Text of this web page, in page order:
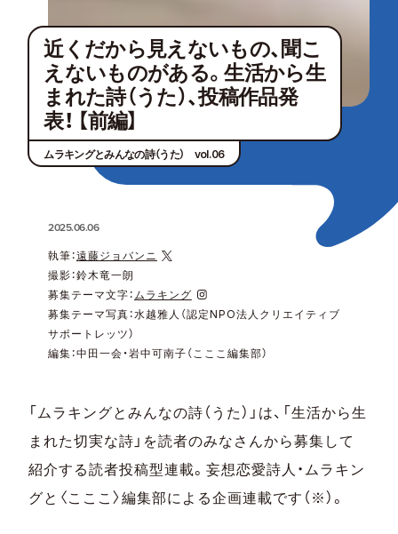
近くだから見えないもの、聞こ
えないものがある。生活から生
まれた詩（うた）、投稿作品発
表！ 【前編】
ムラキングとみんなの詩（うた） vol.06
2025.06.06
執筆：遠藤ジョバンニ
撮影：鈴木竜一朗
募集テーマ文字：ムラキング
募集テーマ写真：水越雅人（認定NPO法人クリエイティブ
サポートレッツ）
編集：中田一会・岩中可南子（こここ編集部）
「ムラキングとみんなの詩（うた）」は、「生活から生
まれた切実な詩」を読者のみなさんから募集して
紹介する読者投稿型連載。妄想恋愛詩人・ムラキン
グと〈こここ〉編集部による企画連載です（※）。